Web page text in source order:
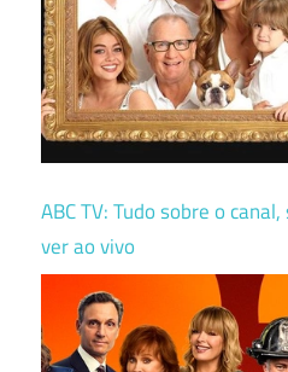
ABC TV: Tudo sobre o
ver ao vivo